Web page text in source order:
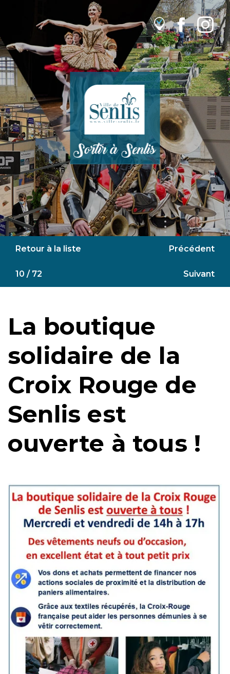
Retour à la liste Précédent
10 / 72 Suivant
La boutique
solidaire de la
Croix Rouge de
Senlis est
ouverte à tous !